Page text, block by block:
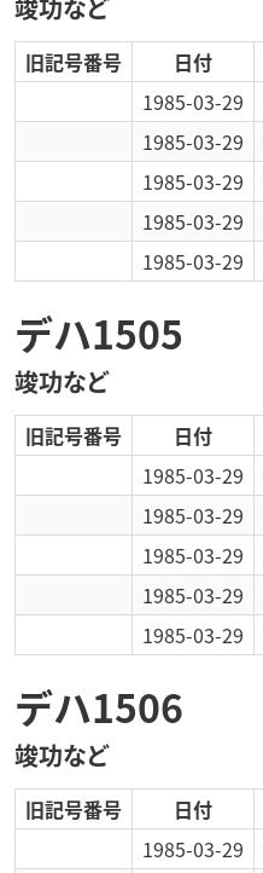
竣功など
旧記号番号 日付
1985-03-29
1985-03-29
1985-03-29
1985-03-29
1985-03-29
デハ1505
竣功など
旧記号番号 日付
1985-03-29
1985-03-29
1985-03-29
1985-03-29
1985-03-29
デハ1506
竣功など
旧記号番号 日付
1985-03-29